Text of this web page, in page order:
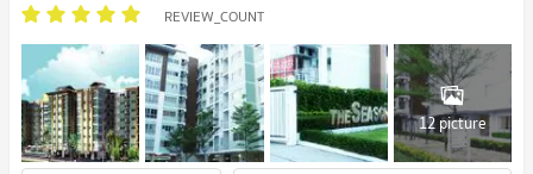
REVIEW_COUNT
12 picture